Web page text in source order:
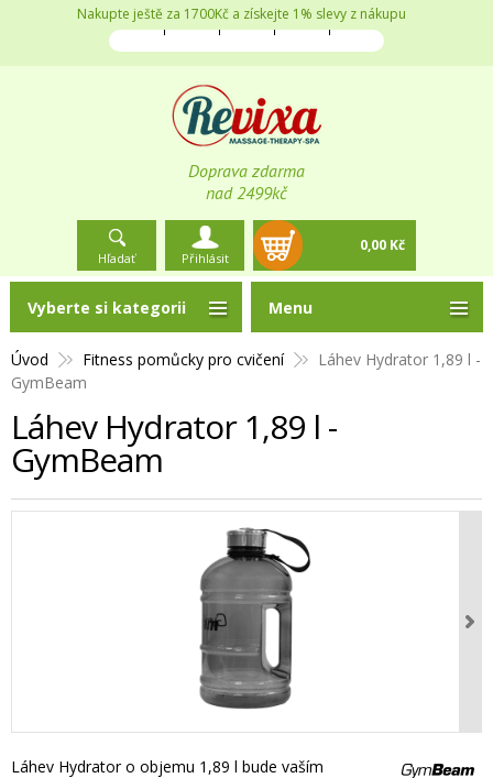
Doprava zdarma
nad 2499kč
Nakupte ještě za 1700Kč a získejte 1% slevy z nákupu
Hľadať Přihlásit
0,00 Kč
Úvod Fitness pomůcky pro cvičení
Láhev Hydrator 1,89 l -
GymBeam
Láhev Hydrator 1,89 l -
GymBeam
Láhev Hydrator o objemu 1,89 l bude vaším
Vyberte si kategorii Menu